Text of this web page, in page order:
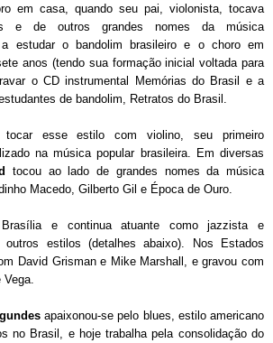
em casa, quando seu pai, violonista, tocava
e de outros grandes nomes da música
a estudar o bandolim brasileiro e o choro em
anos (tendo sua formação inicial voltada para
o CD instrumental Memórias do Brasil e a
de bandolim, Retratos do Brasil.
esse estilo com violino, seu primeiro
na música popular brasileira. Em diversas
tocou ao lado de grandes nomes da música
Macedo, Gilberto Gil e Época de Ouro.
e continua atuante como jazzista e
estilos (detalhes abaixo). Nos Estados
David Grisman e Mike Marshall, e gravou com
apaixonou-se pelo blues, estilo americano
no Brasil, e hoje trabalha pela consolidação do